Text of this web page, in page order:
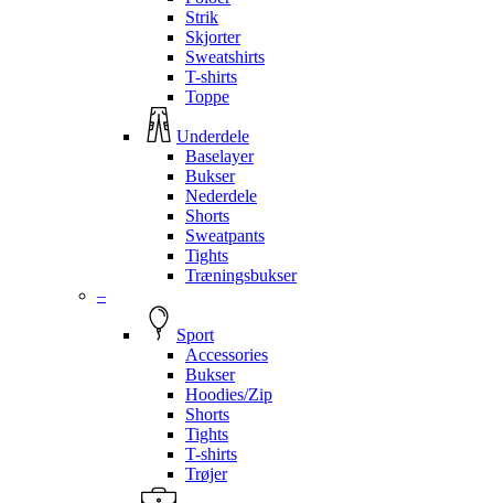
Strik
Skjorter
Sweatshirts
T-shirts
Toppe
Underdele
Baselayer
Bukser
Nederdele
Shorts
Sweatpants
Tights
Træningsbukser
–
Sport
Accessories
Bukser
Hoodies/Zip
Shorts
Tights
T-shirts
Trøjer